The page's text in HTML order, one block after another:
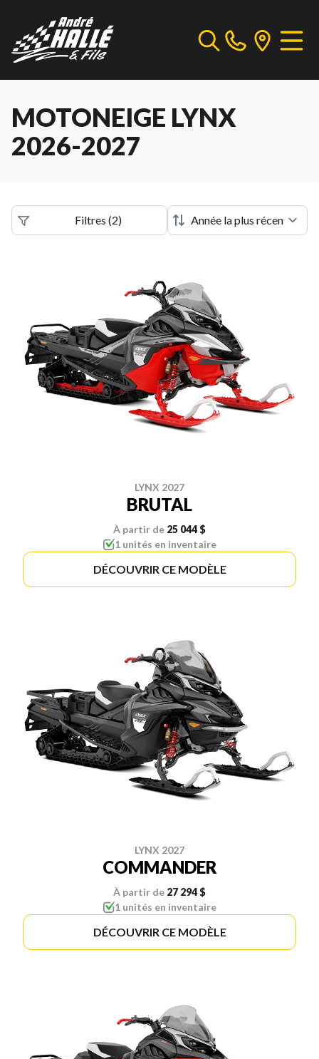
MOTONEIGE LYNX
2026-2027
Filtres (2)
LYNX 2027
BRUTAL
À partir de 25 044 $
1 unités en inventaire
DÉCOUVRIR CE MODÈLE
LYNX 2027
COMMANDER
À partir de 27 294 $
1 unités en inventaire
DÉCOUVRIR CE MODÈLE